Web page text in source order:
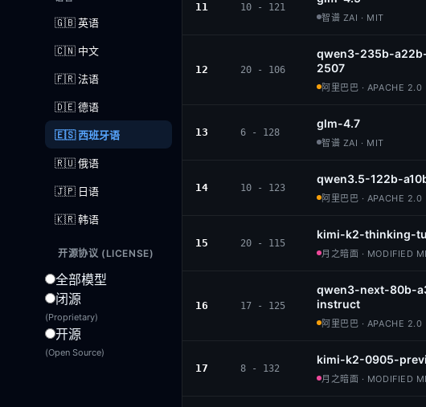
🇬🇧 英语
🇨🇳 中文
🇫🇷 法语
🇩🇪 德语
🇪🇸 西班牙语
🇷🇺 俄语
🇯🇵 日语
🇰🇷 韩语
开源协议 (LICENSE)
全部模型
闭源
(Proprietary)
开源
(Open Source)
11 10 - 121
智谱 ZAI · MIT
12 20 - 106
qwen3-235b-
2507
阿里巴巴 · APACHE 2.0
13 6 - 128
glm-4.7
智谱 ZAI · MIT
14 10 - 123
qwen3.5-122b-
阿里巴巴 · APACHE 2.0
15 20 - 115
kimi-k2-thinking-
月之暗面 · MODIFIED
16 17 - 125
qwen3-next-80b-
instruct
阿里巴巴 · APACHE 2.0
17 8 - 132
kimi-k2-0905-
月之暗面 · MODIFIED